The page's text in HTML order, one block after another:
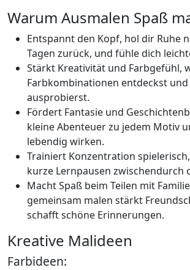
Warum Ausmalen Spaß
Entspannt den Kopf, hol dir Ruhe
Tagen zurück, und fühle dich
Stärkt Kreativität und Farbgefühl,
Farbkombinationen entdeckst und
ausprobierst.
Fördert Fantasie und
kleine Abenteuer zu jedem Motiv
lebendig wirken.
Trainiert Konzentration
kurze Lernpausen zwischendurch
Macht Spaß beim Teilen mit
gemeinsam malen stärkt
schafft schöne Erinnerungen.
Kreative Malideen
Farbideen: